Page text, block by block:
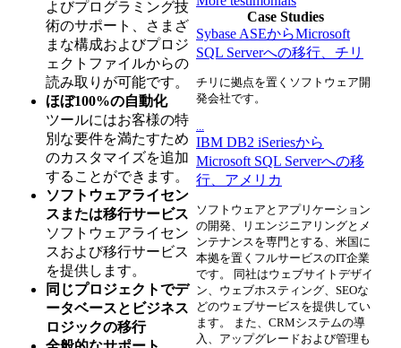
よびプログラミング技
術のサポート、さまざ
まな構成およびプロジ
ェクトファイルからの
読み取りが可能です。
ほぼ100%の自動化
ツールにはお客様の特
別な要件を満たすため
のカスタマイズを追加
することができます。
ソフトウェアライセン
スまたは移行サービス
ソフトウェアライセン
スおよび移行サービス
を提供します。
同じプロジェクトでデ
ータベースとビジネス
ロジックの移行
Case Studies
Sybase ASEからMicrosoft
SQL Serverへの移行、チリ
チリに拠点を置くソフトウェア開
発会社です。
IBM DB2 iSeriesから
Microsoft SQL Serverへの移
行、アメリカ
ソフトウェアとアプリケーション
の開発、リエンジニアリングとメ
ンテナンスを専門とする、米国に
本拠を置くフルサービスのIT企業
です。 同社はウェブサイトデザイ
ン、ウェブホスティング、SEOな
どのウェブサービスを提供してい
ます。 また、CRMシステムの導
入、アップグレードおよび管理も